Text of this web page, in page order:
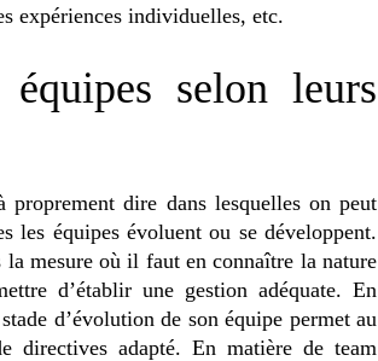
expériences individuelles, etc.
selon leurs
proprement dire dans lesquelles on peut
les équipes évoluent ou se développent.
mesure où il faut en connaître la nature
d’établir une gestion adéquate. En
d’évolution de son équipe permet au
directives adapté. En matière de team